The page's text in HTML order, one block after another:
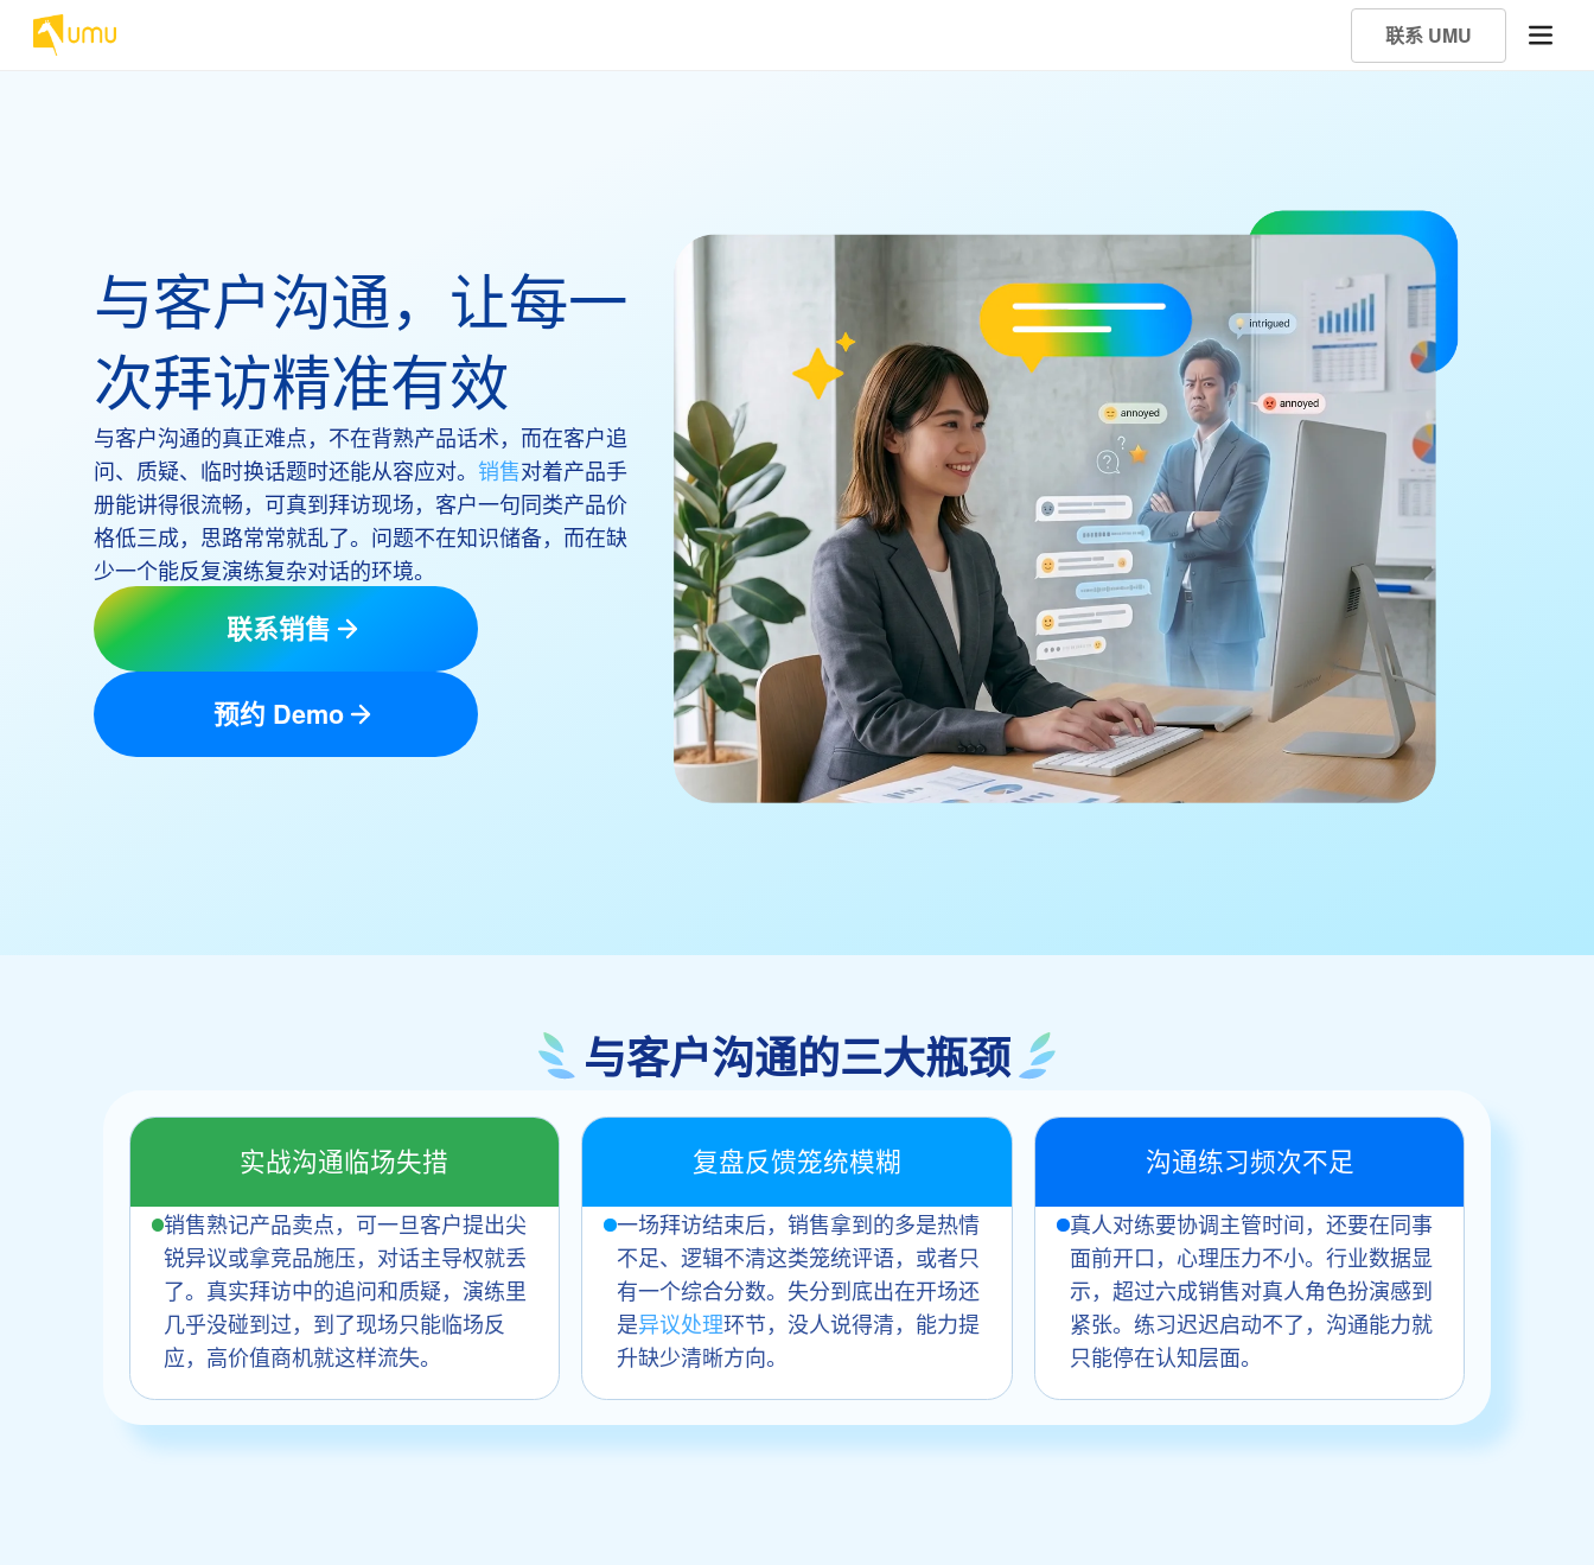
联系 UMU
与客户沟通，让每一
次拜访精准有效
与客户沟通的真正难点，不在背熟产品话术，而在客户追
问、质疑、临时换话题时还能从容应对。 销售对着产品手
册能讲得很流畅，可真到拜访现场，客户一句同类产品价
格低三成，思路常常就乱了。问题不在知识储备，而在缺
少一个能反复演练复杂对话的环境。
联系销售
预约 Demo
与客户沟通的三大瓶颈
实战沟通临场失措
销售熟记产品卖点，可一旦客户提出尖
锐异议或拿竞品施压，对话主导权就丢
了。真实拜访中的追问和质疑，演练里
几乎没碰到过，到了现场只能临场反
应，高价值商机就这样流失。
复盘反馈笼统模糊
一场拜访结束后，销售拿到的多是热情
不足、逻辑不清这类笼统评语，或者只
有一个综合分数。失分到底出在开场还
是异议处理环节，没人说得清，能力提
升缺少清晰方向。
沟通练习频次不足
真人对练要协调主管时间，还要在同事
面前开口，心理压力不小。行业数据显
示，超过六成销售对真人角色扮演感到
紧张。练习迟迟启动不了，沟通能力就
只能停在认知层面。